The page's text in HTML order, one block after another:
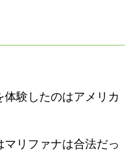
験したのはアメリカ
リファナは合法だっ